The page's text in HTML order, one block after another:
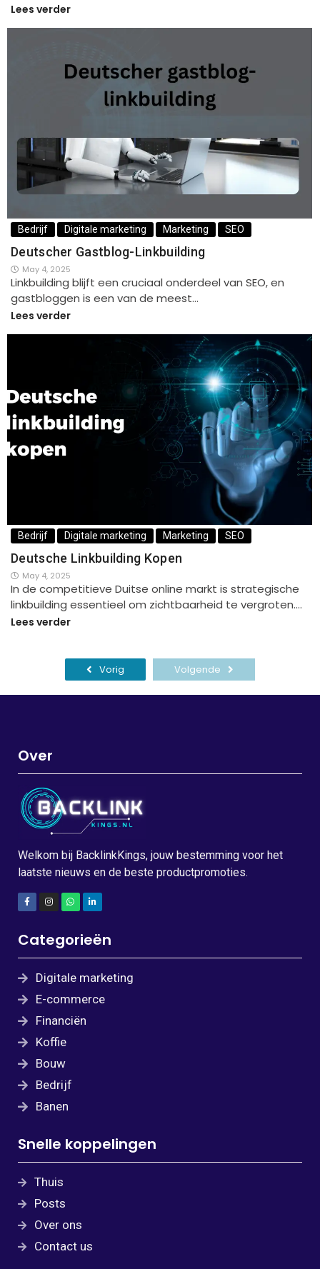
Lees verder
Bedrijf Digitale marketing Marketing SEO
Deutscher Gastblog-Linkbuilding
May 4, 2025
Linkbuilding blijft een cruciaal onderdeel van SEO, en
gastbloggen is een van de meest…
Lees verder
Bedrijf Digitale marketing Marketing SEO
Deutsche Linkbuilding Kopen
May 4, 2025
In de competitieve Duitse online markt is strategische
linkbuilding essentieel om zichtbaarheid te vergroten.…
Lees verder
Vorig Volgende
Over
Welkom bij BacklinkKings, jouw bestemming voor het
laatste nieuws en de beste productpromoties.
Categorieën
Digitale marketing
E-commerce
Financiën
Koffie
Bouw
Bedrijf
Banen
Snelle koppelingen
Thuis
Posts
Over ons
Contact us